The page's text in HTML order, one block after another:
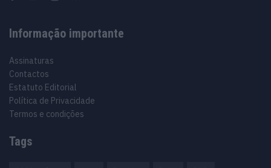
Informação importante
Assinaturas
Contactos
Estatuto Editorial
Política de Privacidade
Termos e condições
Tags